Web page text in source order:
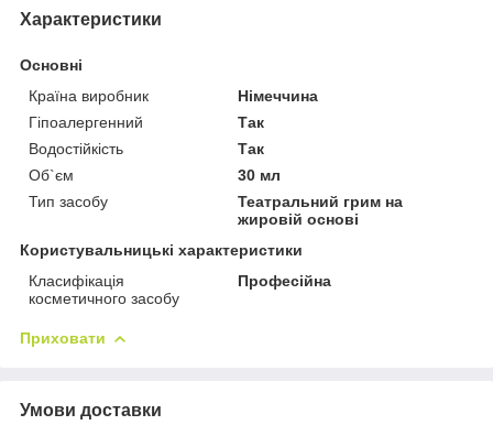
Характеристики
Основні
Країна виробник
Німеччина
Гіпоалергенний
Так
Водостійкість
Так
Об`єм
30 мл
Тип засобу
Театральний грим на
жировій основі
Користувальницькі характеристики
Класифікація
косметичного засобу
Професійна
Приховати
Умови доставки